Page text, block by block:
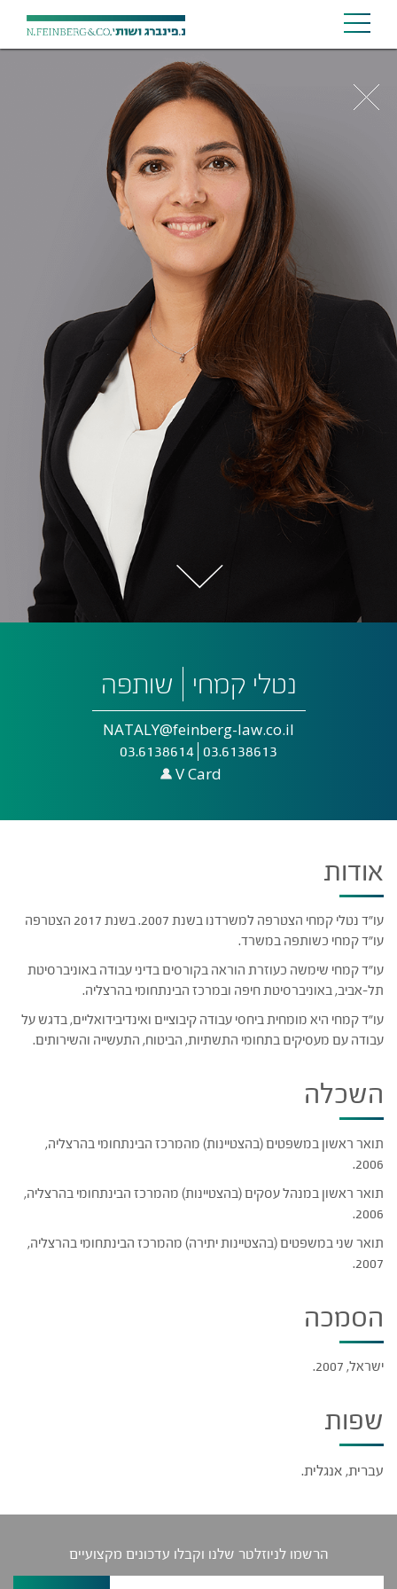
נטלי קמחי שותפה
NATALY@feinberg-law.co.il
03.6138613
03.6138614
V Card
אודות
עו"ד נטלי קמחי הצטרפה למשרדנו בשנת 2007. בשנת 2017 הצטרפה
עו"ד קמחי כשותפה במשרד.
עו"ד קמחי שימשה כעוזרת הוראה בקורסים בדיני עבודה באוניברסיטת
תל-אביב, באוניברסיטת חיפה ובמרכז הבינתחומי בהרצליה.
עו"ד קמחי היא מומחית ביחסי עבודה קיבוציים ואינדיבידואליים, בדגש על
עבודה עם מעסיקים בתחומי התשתיות, הביטוח, התעשייה והשירותים.
השכלה
תואר ראשון במשפטים (בהצטיינות) מהמרכז הבינתחומי בהרצליה,
2006.
תואר ראשון במנהל עסקים (בהצטיינות) מהמרכז הבינתחומי בהרצליה,
2006.
תואר שני במשפטים (בהצטיינות יתירה) מהמרכז הבינתחומי בהרצליה,
2007.
הסמכה
ישראל, 2007.
שפות
עברית, אנגלית.
הרשמו לניוזלטר שלנו וקבלו עדכונים מקצועיים